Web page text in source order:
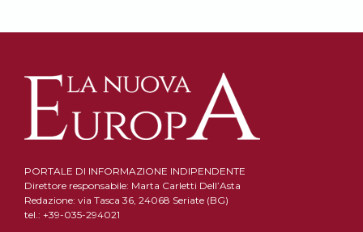
PORTALE DI INFORMAZIONE INDIPENDENTE
Direttore responsabile: Marta Carletti Dell’Asta
Redazione: via Tasca 36, 24068 Seriate (BG)
tel.: +39-035-294021